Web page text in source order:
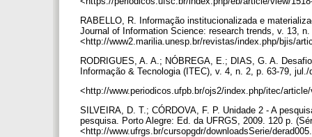
RABELLO, R. Informação institucionalizada e
Journal of Information Science: research trends, v. 13,
<http://www2.marilia.unesp.br/revistas/index.php/bjis/
RODRIGUES, A. A.; NÓBREGA, E.; DIAS, G. A.
Informação & Tecnologia (ITEC), v. 4, n. 2, p. 63-79,
<http://www.periodicos.ufpb.br/ojs2/index.php/itec/
SILVEIRA, D. T.; CÓRDOVA, F. P. Unidade 2 - A
pesquisa. Porto Alegre: Ed. da UFRGS, 2009. 120 p.
<http://www.ufrgs.br/cursopgdr/downloadsSerie/